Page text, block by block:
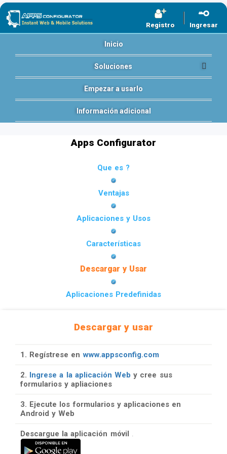
Registro Ingresar
Inicio
Soluciones
Empezar a usarlo
Información adicional
Apps Configurator
Que es ?
Ventajas
Aplicaciones y Usos
Características
Descargar y Usar
Aplicaciones Predefinidas
Descargar y usar
1. Regístrese enwww.appsconfig.com
2. Ingrese a la aplicación Weby cree sus
formularios y apliaciones
3. Ejecute los formularios y aplicaciones en
Android y Web
Descargue la aplicación móvil .